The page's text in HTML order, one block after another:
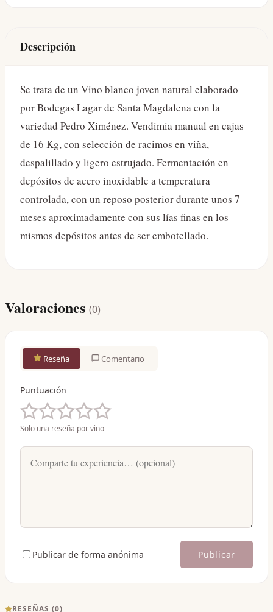
Descripción
Se trata de un Vino blanco joven natural elaborado
por Bodegas Lagar de Santa Magdalena con la
variedad Pedro Ximénez. Vendimia manual en cajas
de 16 Kg, con selección de racimos en viña,
despalillado y ligero estrujado. Fermentación en
depósitos de acero inoxidable a temperatura
controlada, con un reposo posterior durante unos 7
meses aproximadamente con sus lías finas en los
mismos depósitos antes de ser embotellado.
Valoraciones (0)
Reseña Comentario
Puntuación
Solo una reseña por vino
Publicar de forma anónima Publicar
RESEÑAS (0)